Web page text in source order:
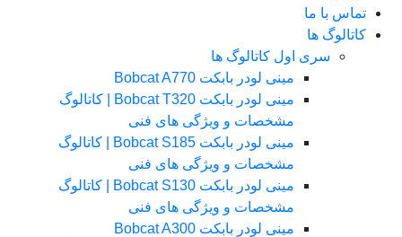
تماس با ما
کاتالوگ ها
سری اول کاتالوگ ها
مینی لودر بابکت Bobcat A770
مینی لودر بابکت Bobcat T320 | کاتالوگ
مشخصات و ویژگی های فنی
مینی لودر بابکت Bobcat S185 | کاتالوگ
مشخصات و ویژگی های فنی
مینی لودر بابکت Bobcat S130 | کاتالوگ
مشخصات و ویژگی های فنی
مینی لودر بابکت Bobcat A300